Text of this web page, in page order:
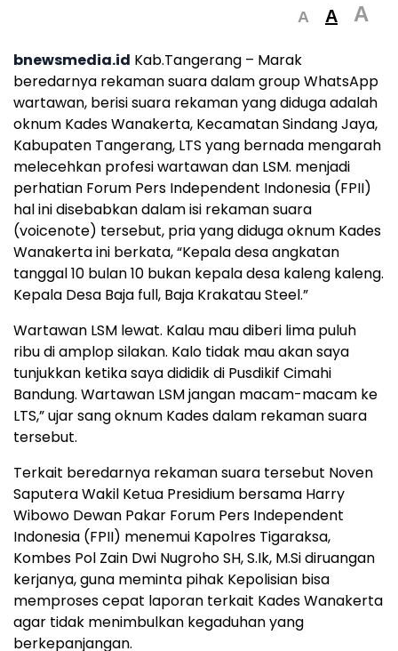
A A A
bnewsmedia.id Kab.Tangerang – Marak
beredarnya rekaman suara dalam group WhatsApp
wartawan, berisi suara rekaman yang diduga adalah
oknum Kades Wanakerta, Kecamatan Sindang Jaya,
Kabupaten Tangerang, LTS yang bernada mengarah
melecehkan profesi wartawan dan LSM. menjadi
perhatian Forum Pers Independent Indonesia (FPII)
hal ini disebabkan dalam isi rekaman suara
(voicenote) tersebut, pria yang diduga oknum Kades
Wanakerta ini berkata, “Kepala desa angkatan
tanggal 10 bulan 10 bukan kepala desa kaleng kaleng.
Kepala Desa Baja full, Baja Krakatau Steel.”
Wartawan LSM lewat. Kalau mau diberi lima puluh
ribu di amplop silakan. Kalo tidak mau akan saya
tunjukkan ketika saya dididik di Pusdikif Cimahi
Bandung. Wartawan LSM jangan macam-macam ke
LTS,” ujar sang oknum Kades dalam rekaman suara
tersebut.
Terkait beredarnya rekaman suara tersebut Noven
Saputera Wakil Ketua Presidium bersama Harry
Wibowo Dewan Pakar Forum Pers Independent
Indonesia (FPII) menemui Kapolres Tigaraksa,
Kombes Pol Zain Dwi Nugroho SH, S.Ik, M.Si diruangan
kerjanya, guna meminta pihak Kepolisian bisa
memproses cepat laporan terkait Kades Wanakerta
agar tidak menimbulkan kegaduhan yang
berkepanjangan.